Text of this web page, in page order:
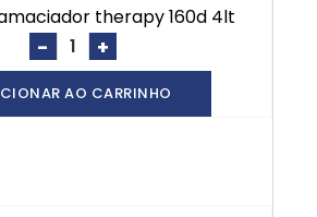
therapy 160d 4lt
- +
AO CARRINHO